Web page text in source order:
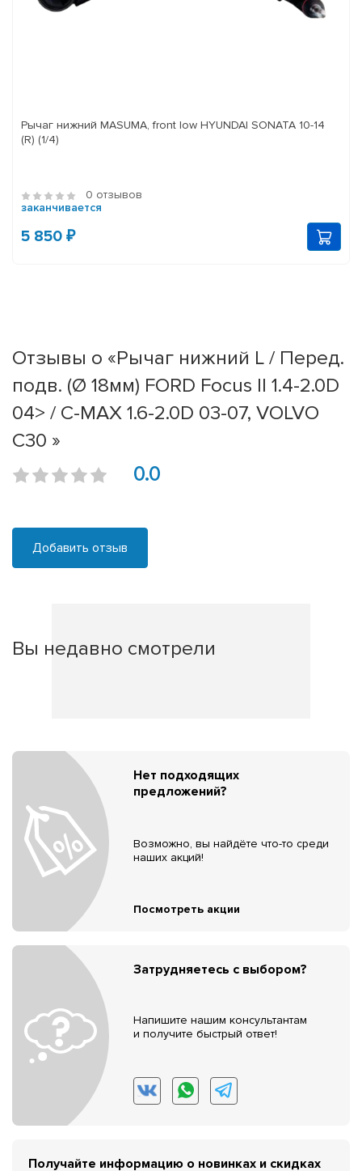
Рычаг нижний MASUMA, front low HYUNDAI SONATA 10-14
(R) (1/4)
0 отзывов
заканчивается
5 850 ₽
Отзывы о «Рычаг нижний L / Перед.
подв. (Ø 18мм) FORD Focus II 1.4-2.0D
04> / C-MAX 1.6-2.0D 03-07, VOLVO
C30 »
0.0
Добавить отзыв
Вы недавно смотрели
Нет подходящих
предложений?
Возможно, вы найдёте что-то среди
наших акций!
Посмотреть акции
Затрудняетесь с выбором?
Напишите нашим консультантам
и получите быстрый ответ!
Получайте информацию о новинках и скидках